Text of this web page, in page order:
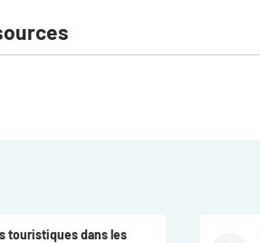
touristiques dans les